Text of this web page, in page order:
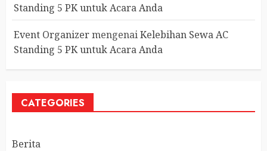
Standing 5 PK untuk Acara Anda
Event OrganizermengenaiKelebihan Sewa AC
Standing 5 PK untuk Acara Anda
CATEGORIES
Berita